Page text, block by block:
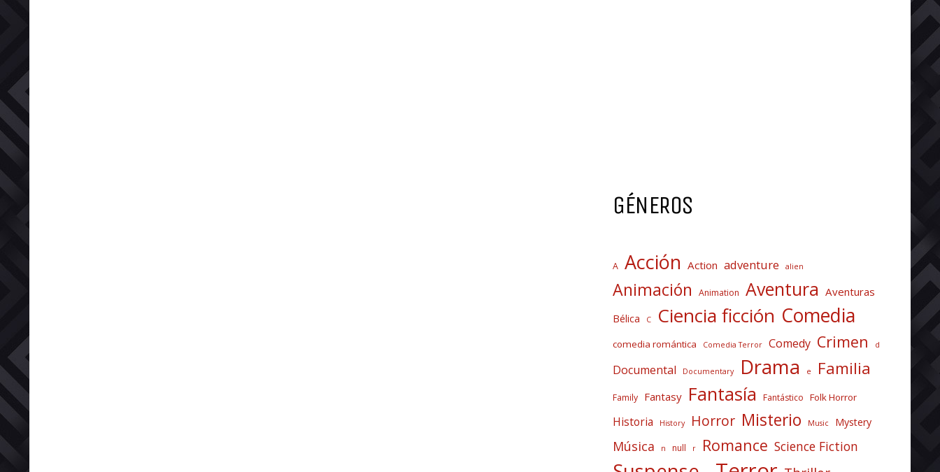
GÉNEROS
A Acción Action adventure alien
Animación Animation Aventura Aventuras
Bélica C Ciencia ficción Comedia
comedia romántica Comedia Terror Comedy Crimen d
Documental Documentary Drama e Familia
Family Fantasy Fantasía Fantástico Folk Horror
Historia History Horror Misterio Music Mystery
Música n null r Romance Science Fiction